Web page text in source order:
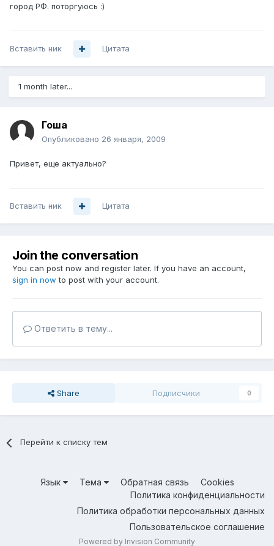
город РФ. поторгуюсь :)
Вставить ник Цитата
1 month later...
Гоша
Опубликовано 26 января, 2009
Привет, еще актуально?
Вставить ник Цитата
Join the conversation
You can post now and register later. If you have an account,
sign in now to post with your account.
Ответить в тему...
Share Подписчики 0
Перейти к списку тем
Язык Тема Обратная связь
Cookies
Политика конфиденциальности
Политика обработки персональных данных
Пользовательское соглашение
Powered by Invision Community